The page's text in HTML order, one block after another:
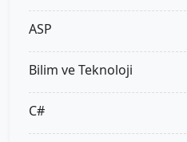
ASP
Bilim ve Teknoloji
C#